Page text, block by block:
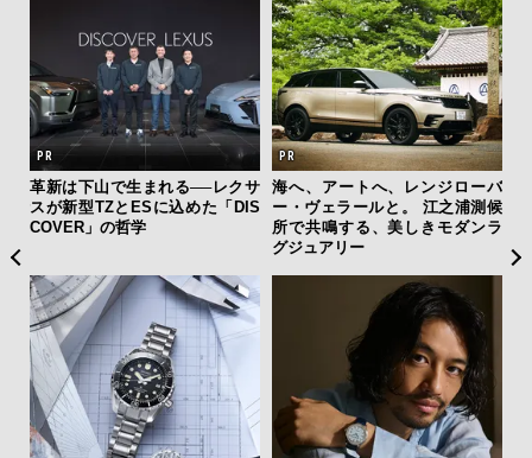
革新は下山で生まれる──レクサ
スが新型TZとESに込めた「DIS
COVER」の哲学
海へ、アートへ、レンジローバ
ー・ヴェラールと。 江之浦測候
所で共鳴する、美しきモダンラ
グジュアリー
y